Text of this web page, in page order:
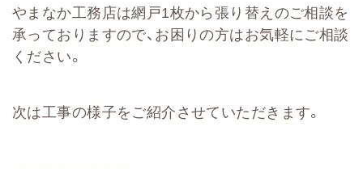
やまなか工務店は網戸1枚から張り替えのご相談を
承っておりますので、お困りの方はお気軽にご相談
ください。
次は工事の様子をご紹介させていただきます。